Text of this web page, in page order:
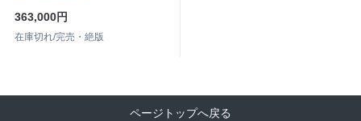
363,000円
在庫切れ/完売・絶版
ページトップへ戻る